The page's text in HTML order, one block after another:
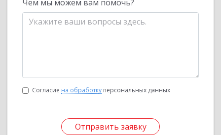
Чем мы можем вам помочь?
Согласие на обработку персональных данных
Отправить заявку